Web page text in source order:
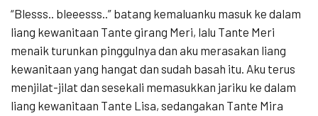
“Blesss.. bleeesss..” batang kemaluanku masuk ke dalam
liang kewanitaan Tante girang Meri, lalu Tante Meri
menaik turunkan pinggulnya dan aku merasakan liang
kewanitaan yang hangat dan sudah basah itu. Aku terus
menjilat-jilat dan sesekali memasukkan jariku ke dalam
liang kewanitaan Tante Lisa, sedangakan Tante Mira